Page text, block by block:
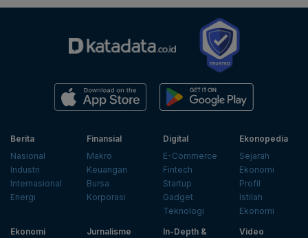
Berita
Nasional
Industri
Internasional
Energi
Finansial
Makro
Keuangan
Bursa
Korporasi
Digital
E-Commerce
Fintech
Startup
Gadget
Teknologi
Ekonopedia
Sejarah
Ekonomi
Profil
Istilah
Ekonomi
Ekonomi
Jurnalisme
In-Depth &
Video